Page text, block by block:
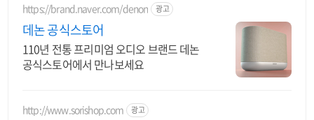
https://brand.naver.com/denon 광고
데논 공식스토어
110년 전통 프리미엄 오디오 브랜드 데논
공식스토어에서 만나보세요
http://www.sorishop.com 광고